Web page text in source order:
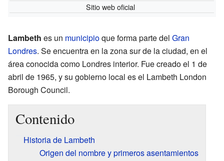
Sitio web oficial
Lambeth es un municipioque forma parte del Gran
Londres. Se encuentra en la zona sur de la ciudad, en el
área conocida como Londres interior. Fue creado el 1 de
abril de 1965, y su gobierno local es el Lambeth London
Borough Council.
Contenido
Historia de Lambeth
Origen del nombre y primeros asentamientos